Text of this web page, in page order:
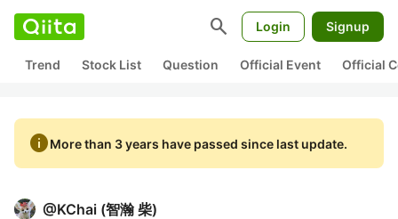
search Login Signup
Trend Stock List Question Official Event Official
infoMore than 3 years have passed since last update.
@KChai (智瀚 柴)